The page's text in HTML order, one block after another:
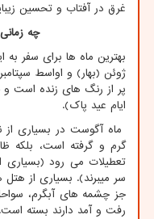
غرق در آفتاب و تحسین
چه زمانی
بهترین ماه ها برای سفر به
ژوئن (بهار) و اواسط
پر از رنگ های زنده است
ایام عید پاک).
ماه آگوست در بسیاری از
گرم و گرفته است، بلکه
تعطیلات می رود (بسیاری
سر میبرند). بسیاری از هتل
جز چشمه های آبگرم، سواحل
رفت و آمد دارند بسته است.